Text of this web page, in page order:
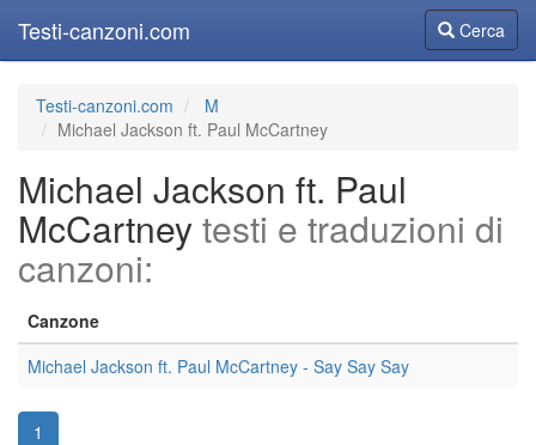
CercaCerca
Testi-canzoni.com
Testi-canzoni.com
M
Michael Jackson ft. Paul McCartney
Michael Jackson ft. Paul
McCartneytesti e traduzioni di
canzoni:
Canzone
Michael Jackson ft. Paul McCartney - Say Say Say
1